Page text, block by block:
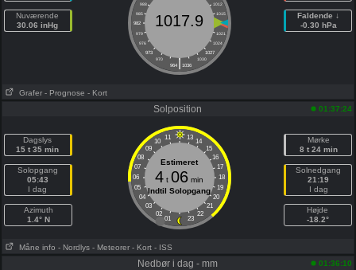
Nuværende
30.06 inHg
988
1012
985
1015
982
1018
979
1021
976
1024
973
1027
970
1030
|
964 1036
1017.9
Faldende ↓
-0.30 hPa
Grafer - Prognose - Kort
Solposition 01:37:24
Dagslys
15 t 35 min
Solopgang
05:43
I dag
Azimuth
1.4° N
11 13
10
14
09
15
08
16
07
17
06
18
05
19
04
20
03
21
02
22
01 23
Estimeret
4 t06 min
Indtil Solopgang
Mørke
8 t 24 min
Solnedgang
21:19
I dag
Højde
-18.2°
Måne info - Nordlys - Meteorer - Kort - ISS
Nedbør i dag - mm 01:36:10